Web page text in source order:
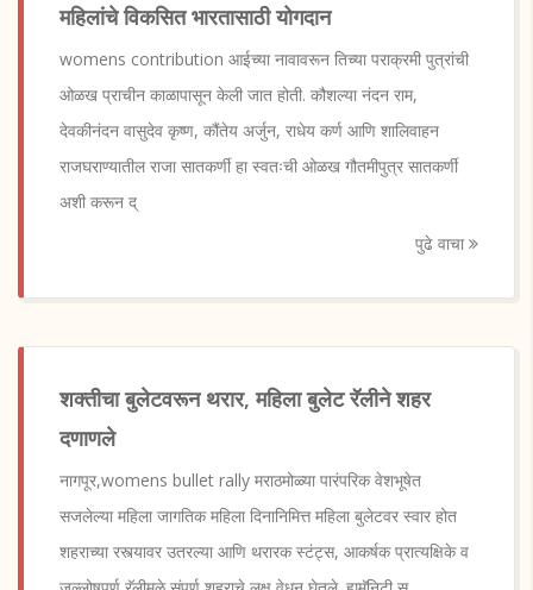
महिलांचे विकसित भारतासाठी योगदान
womens contribution आईच्या नावावरून तिच्या पराक्रमी पुत्रांची
ओळख प्राचीन काळापासून केली जात होती. कौशल्या नंदन राम,
देवकीनंदन वासुदेव कृष्ण, कौंतेय अर्जुन, राधेय कर्ण आणि शालिवाहन
राजघराण्यातील राजा सातकर्णी हा स्वतःची ओळख गौतमीपुत्र सातकर्णी
अशी करून द्
पुढे वाचा
शक्तीचा बुलेटवरून थरार, महिला बुलेट रॅलीने शहर
दणाणले
नागपूर,womens bullet rally मराठमोळ्या पारंपरिक वेशभूषेत
सजलेल्या महिला जागतिक महिला दिनानिमित्त महिला बुलेटवर स्वार होत
शहराच्या रस्त्यावर उतरल्या आणि थरारक स्टंट्स, आकर्षक प्रात्यक्षिके व